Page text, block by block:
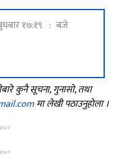
१७:१९ : बजे
कुनै सूचना, गुनासो, तथा
मा लेखी पठाउनुहोला ।